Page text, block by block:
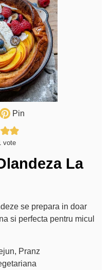
Pin
vote
La
se prepara in doar
si perfecta pentru micul
Pranz